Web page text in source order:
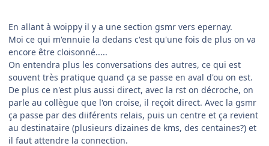
En allant à woippy il y a une section gsmr vers epernay.
Moi ce qui m'ennuie la dedans c'est qu'une fois de plus on va
encore être cloisonné.....
On entendra plus les conversations des autres, ce qui est
souvent très pratique quand ça se passe en aval d'ou on est.
De plus ce n'est plus aussi direct, avec la rst on décroche, on
parle au collègue que l'on croise, il reçoit direct. Avec la gsmr
ça passe par des diiférents relais, puis un centre et ça revient
au destinataire (plusieurs dizaines de kms, des centaines?) et
il faut attendre la connection.